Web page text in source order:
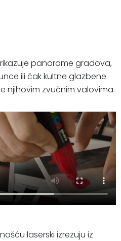
panorame gradova,
ili čak kultne glazbene
njihovim zvučnim valovima.
laserski izrezuju iz